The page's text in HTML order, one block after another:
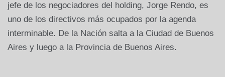
jefe de los negociadores del holding, Jorge Rendo, es
uno de los directivos más ocupados por la agenda
interminable. De la Nación salta a la Ciudad de Buenos
Aires y luego a la Provincia de Buenos Aires.